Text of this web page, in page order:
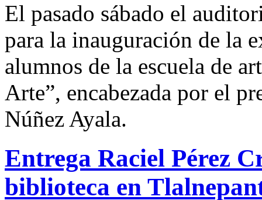
El pasado sábado el
para la inauguración de la
alumnos de la escuela de
Arte”, encabezada por el
Núñez Ayala.
Entrega Raciel Pérez
biblioteca en